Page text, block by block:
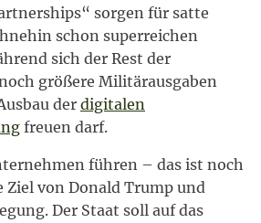
sorgen für satte
schon superreichen
sich der Rest der
größere Militärausgaben
derdigitalen
freuen darf.
führen – das ist noch
Ziel von Donald Trump und
Der Staat soll auf das